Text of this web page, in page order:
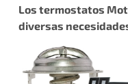
Los termostatos
diversas